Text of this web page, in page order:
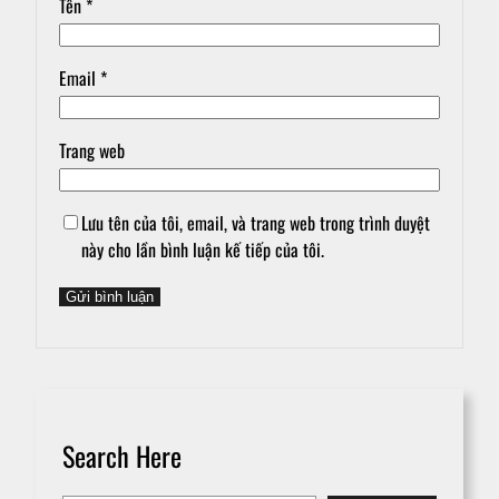
Tên *
Email *
Trang web
Lưu tên của tôi, email, và trang web trong trình duyệt
này cho lần bình luận kế tiếp của tôi.
Search Here